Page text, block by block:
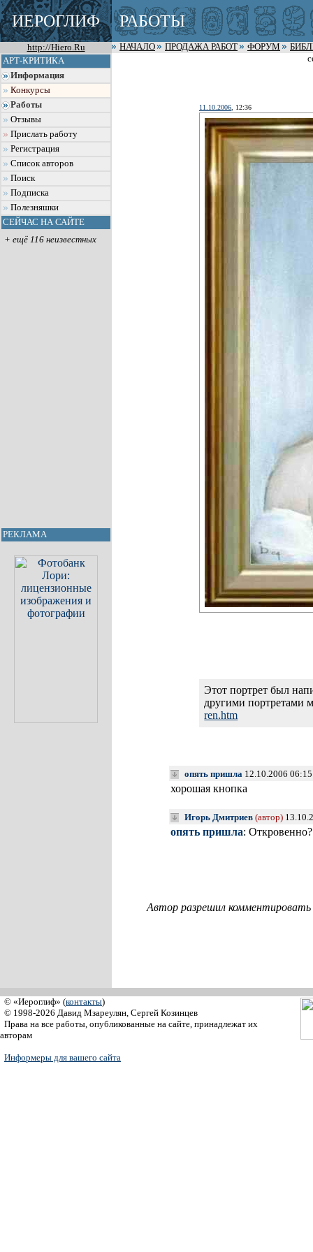
ИЕРОГЛИФ РАБОТЫ
http://Hiero.Ru НАЧАЛО ПРОДАЖА РАБОТ ФОРУМ
АРТ-КРИТИКА
Информация
Конкурсы
Работы
Отзывы
Прислать работу
Регистрация
Список авторов
Поиск
Подписка
Полезняшки
СЕЙЧАС НА САЙТЕ
+ ещё 116 неизвестных
РЕКЛАМА
11.10.2006 , 12:36
Этот портрет был
другими портретами
ren.htm
опять пришла 12.10.2006
хорошая кнопка
Игорь Дмитриев (автор)
опять пришла:
Автор разрешил
© «Иероглиф» (контакты)
© 1998-2026 Давид Мзареулян, Сергей Козинцев
Права на все работы, опубликованные на сайте, принадлежат их
авторам
Информеры для вашего сайта